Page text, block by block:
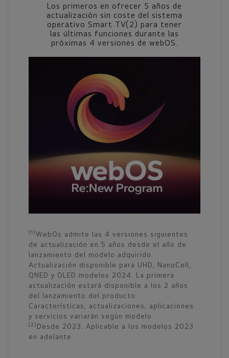
Los primeros en ofrecer 5 años de
actualización sin coste del sistema
operativo Smart TV(2) para tener
las últimas funciones durante las
próximas 4 versiones de webOS.
(1)WebOs admite las 4 versiones siguientes
de actualización en 5 años desde el año de
lanzamiento del modelo adquirido.
Actualización disponible para UHD, NanoCell,
QNED y OLED modelos 2024. La primera
actualización estará disponible a los 2 años
del lanzamiento del producto.
Características, actualizaciones, aplicaciones
y servicios variarán según modelo.
(2) Desde 2023. Aplicable a los modelos 2023
en adelante.